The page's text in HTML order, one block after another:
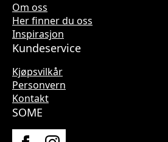
Om oss
Her finner du oss
Inspirasjon
Kundeservice
Kjøpsvilkår
Personvern
Kontakt
SOME